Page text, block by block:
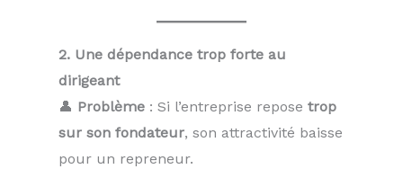
2. Une dépendance trop forte au
dirigeant
👤 Problème : Si l’entreprise repose trop
sur son fondateur, son attractivité baisse
pour un repreneur.